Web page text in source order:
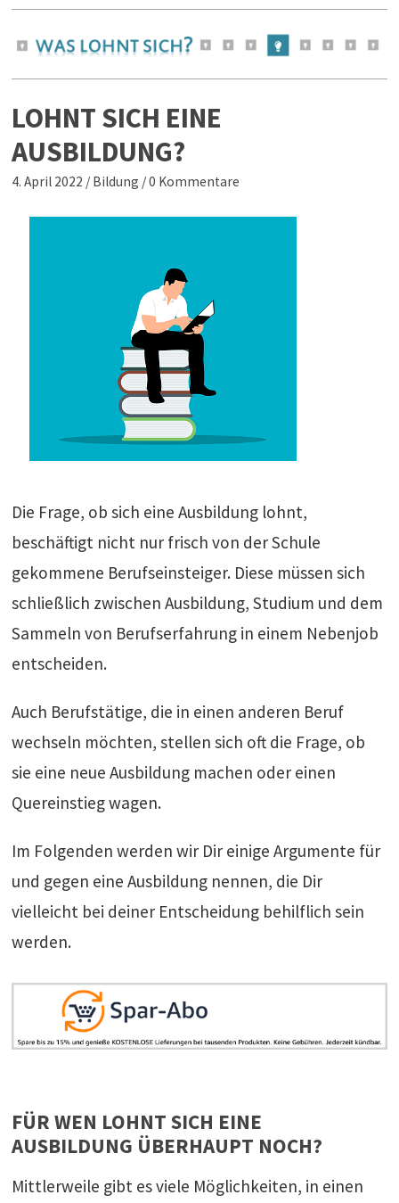
LOHNT SICH EINE
AUSBILDUNG?
4. April 2022 / Bildung /0 Kommentare
Die Frage, ob sich eine Ausbildung lohnt,
beschäftigt nicht nur frisch von der Schule
gekommene Berufseinsteiger. Diese müssen sich
schließlich zwischen Ausbildung, Studium und dem
Sammeln von Berufserfahrung in einem Nebenjob
entscheiden.
Auch Berufstätige, die in einen anderen Beruf
wechseln möchten, stellen sich oft die Frage, ob
sie eine neue Ausbildung machen oder einen
Quereinstieg wagen.
Im Folgenden werden wir Dir einige Argumente für
und gegen eine Ausbildung nennen, die Dir
vielleicht bei deiner Entscheidung behilflich sein
werden.
FÜR WEN LOHNT SICH EINE
AUSBILDUNG ÜBERHAUPT NOCH?
Mittlerweile gibt es viele Möglichkeiten, in einen